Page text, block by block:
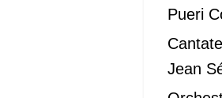
Pueri
Jean